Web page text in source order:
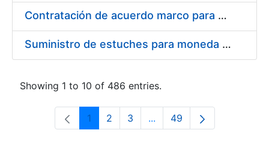
Contratación de acuerdo marco para el Suministro de Material de Electricidad para la Fábrica Nacional de Moneda y Timbre-Real Casa de la Moneda en su centro de trabajo de Burgos
Suministro de estuches para moneda de 30 €
Showing 1 to 10 of 486 entries.
Page
1 Page
2 Page
3 ...Intermediate Pages Use
Page
49